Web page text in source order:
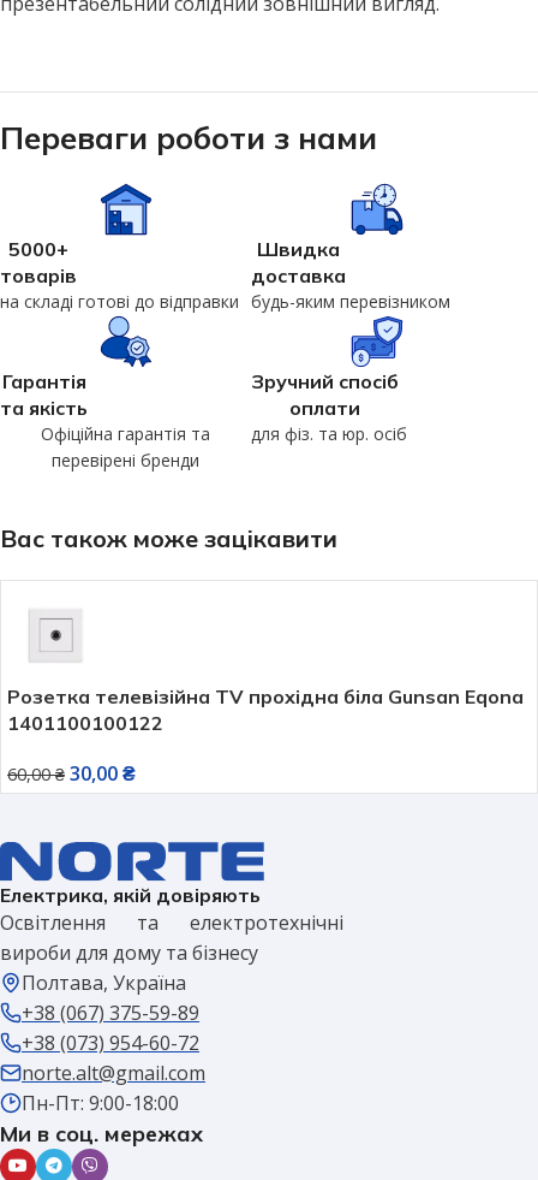
Переваги роботи з нами
5000+
товарів
на складі готові до відправки
Швидка
доставка
будь-яким перевізником
Гарантія
та якість
Офіційна гарантія та
перевірені бренди
Зручний спосіб
оплати
для фіз. та юр. осіб
Вас також може зацікавити
Розетка телевізійна TV прохідна біла Gunsan Eqona
1401100100122
60,00₴ 30,00₴
Електрика, якій довіряють
Освітлення та електротехнічні
вироби для дому та бізнесу
Полтава, Україна
+38 (067) 375-59-89
+38 (073) 954-60-72
norte.alt@gmail.com
Пн-Пт: 9:00-18:00
Ми в соц. мережах